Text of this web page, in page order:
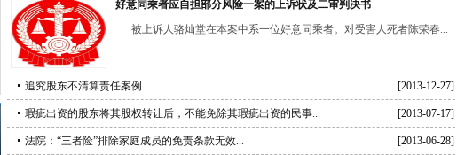
好意同乘者应自担部分风险一案的上诉状及二审判决书
被上诉人骆灿堂在本案中系一位好意同乘者。对受害人死者陈荣春...
追究股东不清算责任案例... [2013-12-27]
瑕疵出资的股东将其股权转让后，不能免除其瑕疵出资的民事... [2013-07-17]
法院：“三者险”排除家庭成员的免责条款无效... [2013-06-28]